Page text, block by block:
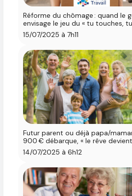
Réforme du chômage : quand le
envisage le jeu du « tu touches,
15/07/2025 à 7h11
Futur parent ou déjà papa/
900 € débarque, « le rêve
14/07/2025 à 6h12